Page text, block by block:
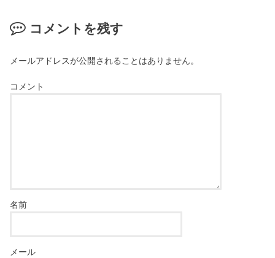
コメントを残す
メールアドレスが公開されることはありません。
コメント
名前
メール